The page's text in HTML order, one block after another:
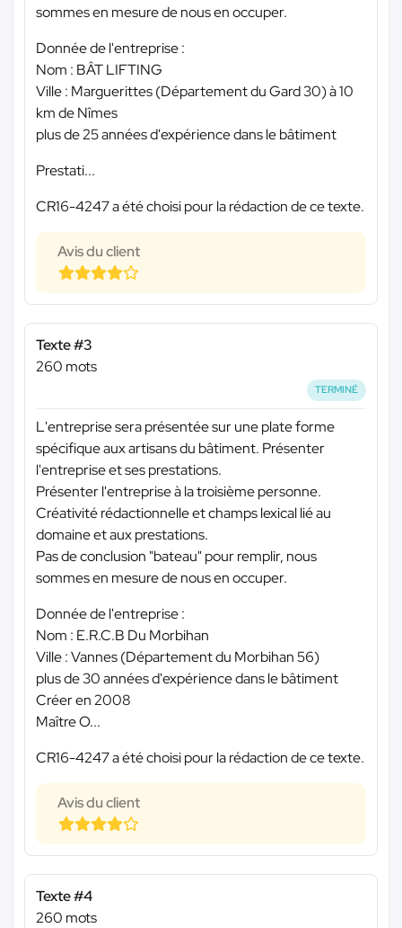
sommes en mesure de nous en occuper.
Donnée de l'entreprise :
Nom : BÂT LIFTING
Ville : Marguerittes (Département du Gard 30) à 10
km de Nîmes
plus de 25 années d'expérience dans le bâtiment
Prestati...
CR16-4247 a été choisi pour la rédaction de ce texte.
Avis du client
Texte #3
260 mots
TERMINÉ
L'entreprise sera présentée sur une plate forme
spécifique aux artisans du bâtiment. Présenter
l'entreprise et ses prestations.
Présenter l'entreprise à la troisième personne.
Créativité rédactionnelle et champs lexical lié au
domaine et aux prestations.
Pas de conclusion "bateau" pour remplir, nous
sommes en mesure de nous en occuper.
Donnée de l'entreprise :
Nom : E.R.C.B Du Morbihan
Ville : Vannes (Département du Morbihan 56)
plus de 30 années d'expérience dans le bâtiment
Créer en 2008
Maître O...
CR16-4247 a été choisi pour la rédaction de ce texte.
Avis du client
Texte #4
260 mots